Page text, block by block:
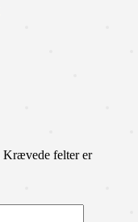
Krævede felter er